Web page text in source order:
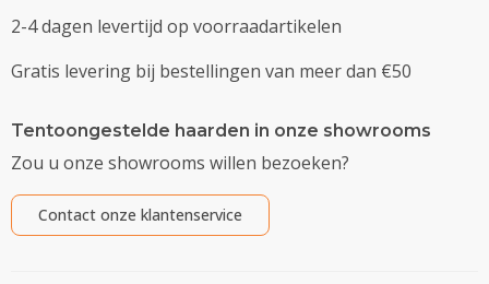
2-4 dagen levertijd op voorraadartikelen
Gratis levering bij bestellingen van meer dan €50
Tentoongestelde haarden in onze showrooms
Zou u onze showrooms willen bezoeken?
Contact onze klantenservice